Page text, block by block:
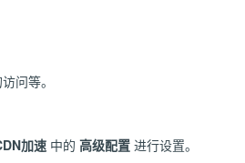
问等。
加速 中的 高级配置 进行设置。